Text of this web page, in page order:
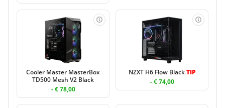
Cooler Master MasterBox
TD500 Mesh V2 Black
- € 78,00
NZXT H6 Flow BlackTIP
- € 74,00